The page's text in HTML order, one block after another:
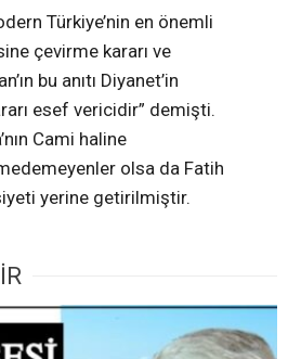
Türkiye’nin en önemli
çevirme kararı ve
bu anıtı Diyanet’in
esef vericidir” demişti.
Cami haline
olsa da Fatih
yerine getirilmiştir.